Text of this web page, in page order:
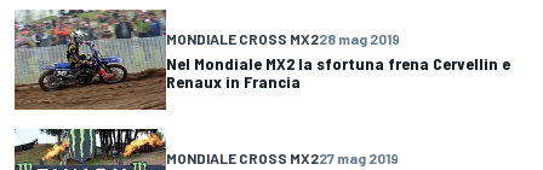
MONDIALE CROSS MX228 mag 2019
Nel Mondiale MX2 la sfortuna frena Cervellin e
Renaux in Francia
MONDIALE CROSS MX227 mag 2019